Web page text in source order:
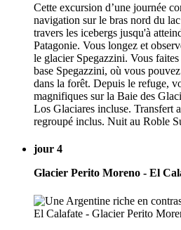
Cette excursion d’une journée
navigation sur le bras nord du
travers les icebergs jusqu'à
Patagonie. Vous longez et
le glacier Spegazzini. Vous
base Spegazzini, où vous
dans la forêt. Depuis le refuge,
magnifiques sur la Baie des
Los Glaciares incluse. Transfert
regroupé inclus. Nuit au Roble
jour 4
Glacier Perito Moreno - El